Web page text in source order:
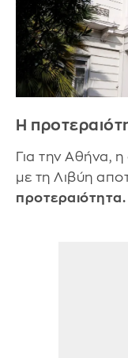
Η
Για την Αθήνα,
με τη Λιβύη
προτεραιότητα.